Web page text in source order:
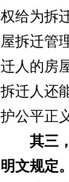
权给为拆
屋拆迁管
迁人的房
拆迁人还
护公平正
其三
明文规定。